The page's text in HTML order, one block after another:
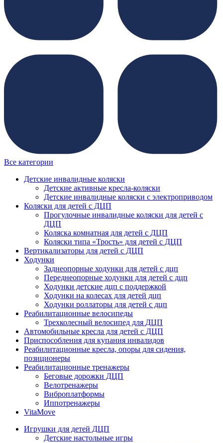
Все категории
Детские инвалидные коляски
Детские активные кресла-коляски
Детские инвалидные коляски с электроприводом
Коляски для детей с ДЦП
Прогулочные инвалидные коляски для детей с
ДЦП
Коляска комнатная для детей с ДЦП
Коляски типа «Трость» для детей с ДЦП
Вертикализаторы для детей с ДЦП
Ходунки
Заднеопорные ходунки для детей с дцп
Переднеопорные ходунки для детей с дцп
Ходунки детские дцп с поддержкой
Ходунки на колесах для детей дцп
Ходунки роллаторы для детей с дцп
Реабилитационные велосипеды
Трехколесный велосипед для ДЦП
Автомобильные кресла для детей с ДЦП
Приспособления для купания инвалидов
Реабилитационные кресла, опоры для сидения,
позиционеры
Реабилитационные тренажеры
Беговые дорожки ДЦП
Велотренажеры
Виброплатформы
Иппотренажеры
VitaMove
Игрушки для детей ДЦП
Детские настольные игры